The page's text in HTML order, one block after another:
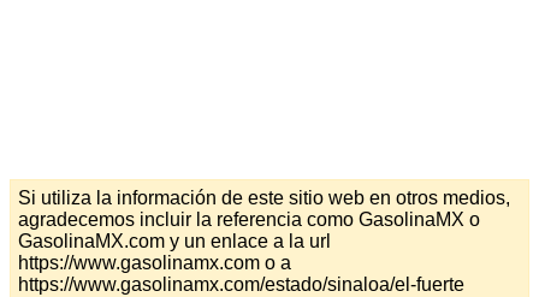
Si utiliza la información de este sitio web en otros medios,
agradecemos incluir la referencia como GasolinaMX o
GasolinaMX.com y un enlace a la url
https://www.gasolinamx.com o a
https://www.gasolinamx.com/estado/sinaloa/el-fuerte